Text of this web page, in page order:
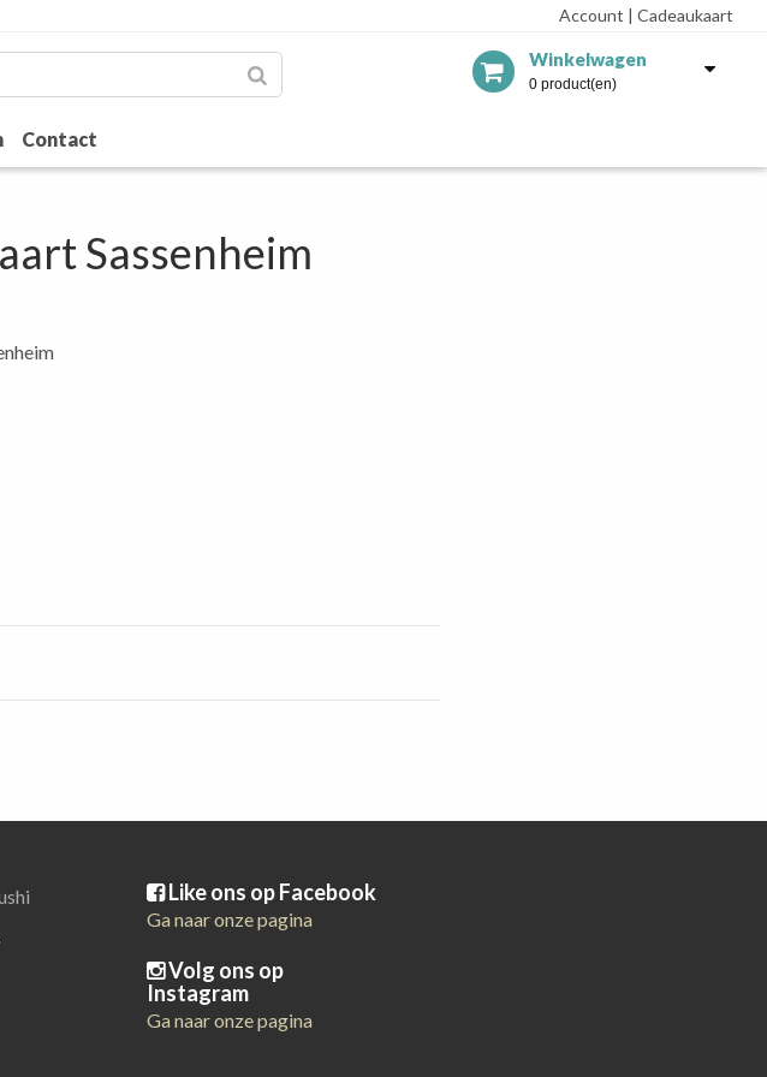
Account | Cadeaukaart
Winkelwagen
0 product(en)
Contact
Sassenheim
Like ons op Facebook
Ga naar onze pagina
Volg ons op
Instagram
Ga naar onze pagina